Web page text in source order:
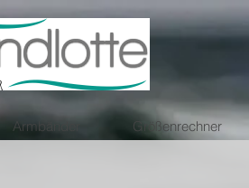
Armbänder Größenrechner